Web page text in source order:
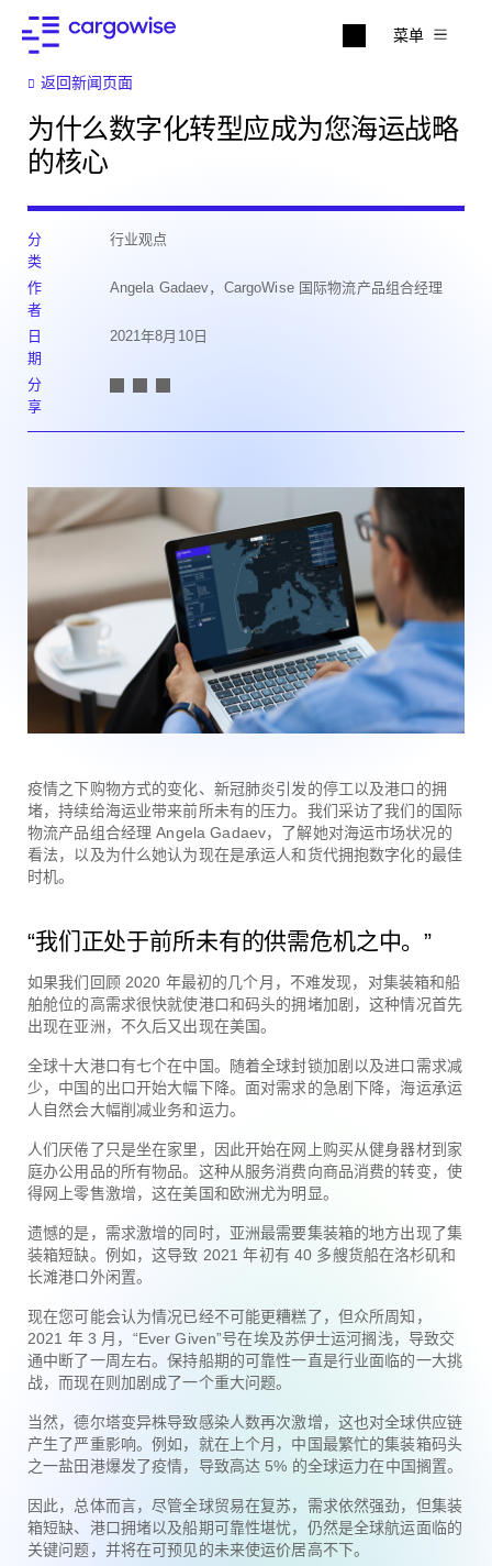
菜单
返回新闻页面
为什么数字化转型应成为您海运战略
的核心
分
类
行业观点
作
者
Angela Gadaev，CargoWise 国际物流产品组合经理
日
期
2021年8月10日
分
享
疫情之下购物方式的变化、新冠肺炎引发的停工以及港口的拥
堵，持续给海运业带来前所未有的压力。我们采访了我们的国际
物流产品组合经理 Angela Gadaev，了解她对海运市场状况的
看法，以及为什么她认为现在是承运人和货代拥抱数字化的最佳
时机。
“我们正处于前所未有的供需危机之中。”
如果我们回顾 2020 年最初的几个月，不难发现，对集装箱和船
舶舱位的高需求很快就使港口和码头的拥堵加剧，这种情况首先
出现在亚洲，不久后又出现在美国。
全球十大港口有七个在中国。随着全球封锁加剧以及进口需求减
少，中国的出口开始大幅下降。面对需求的急剧下降，海运承运
人自然会大幅削减业务和运力。
人们厌倦了只是坐在家里，因此开始在网上购买从健身器材到家
庭办公用品的所有物品。这种从服务消费向商品消费的转变，使
得网上零售激增，这在美国和欧洲尤为明显。
遗憾的是，需求激增的同时，亚洲最需要集装箱的地方出现了集
装箱短缺。例如，这导致 2021 年初有 40 多艘货船在洛杉矶和
长滩港口外闲置。
现在您可能会认为情况已经不可能更糟糕了，但众所周知，
2021 年 3 月，“Ever Given”号在埃及苏伊士运河搁浅，导致交
通中断了一周左右。保持船期的可靠性一直是行业面临的一大挑
战，而现在则加剧成了一个重大问题。
当然，德尔塔变异株导致感染人数再次激增，这也对全球供应链
产生了严重影响。例如，就在上个月，中国最繁忙的集装箱码头
之一盐田港爆发了疫情，导致高达 5% 的全球运力在中国搁置。
因此，总体而言，尽管全球贸易在复苏，需求依然强劲，但集装
箱短缺、港口拥堵以及船期可靠性堪忧，仍然是全球航运面临的
关键问题，并将在可预见的未来使运价居高不下。